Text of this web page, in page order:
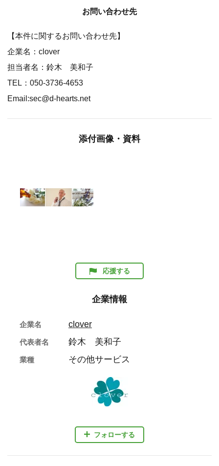
お問い合わせ先
【本件に関するお問い合わせ先】
企業名：clover
担当者名：鈴木 美和子
TEL：050-3736-4653
Email:sec@d-hearts.net
添付画像・資料
応援する
企業情報
フォローする
企業名 clover
代表者名 鈴木 美和子
業種 その他サービス